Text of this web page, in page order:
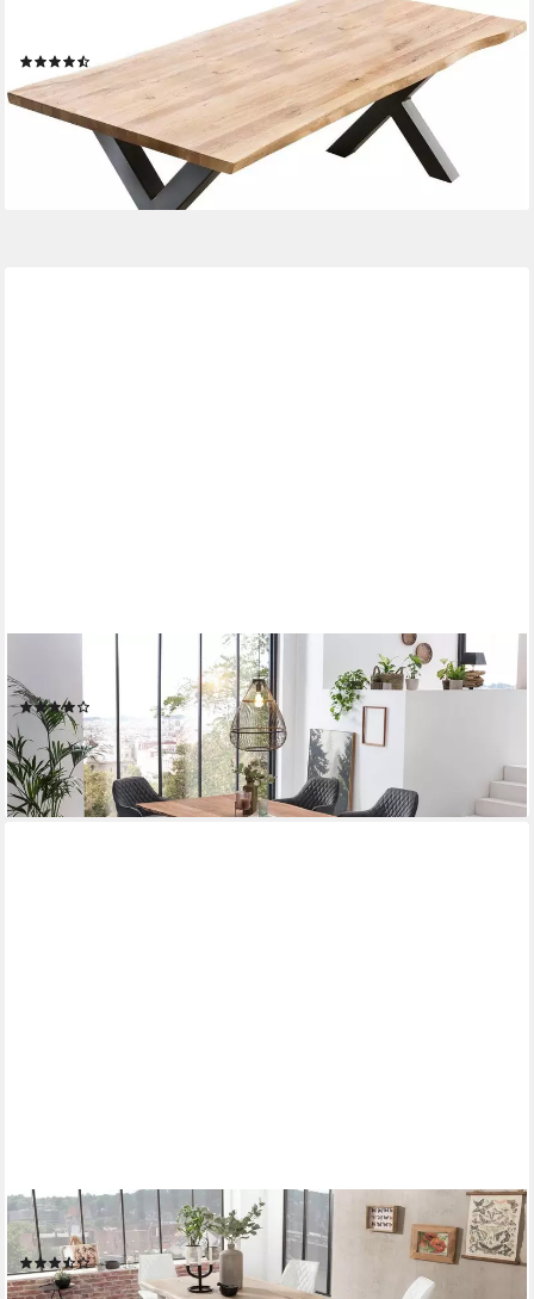
Esstisch Tristan, mit Baumkante
(12)
ab 1.099,99 €
lieferbar in 2 Wochen
HOME AFFAIRE
Esstisch Soho, mit echter Baumkante
ab 479,99 €
lieferbar in 5 Wochen
HOME AFFAIRE
Esstisch Tristan, mit Baumkante
(12)
ab 1.019,99 €